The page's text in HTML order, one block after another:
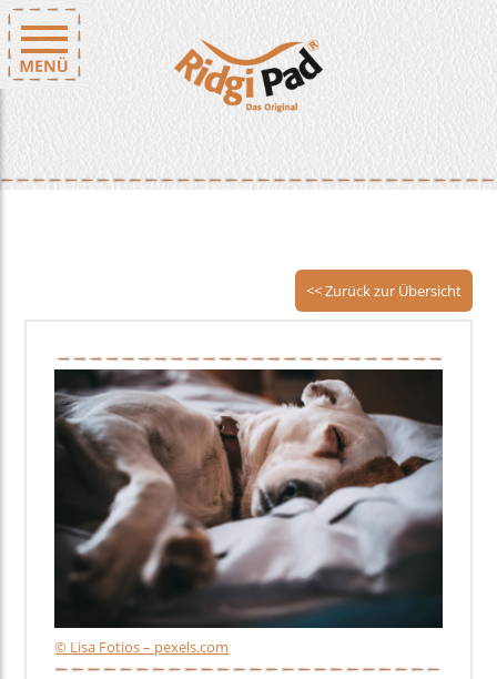
<< Zurück zur Übersicht
© Lisa Fotios – pexels.com